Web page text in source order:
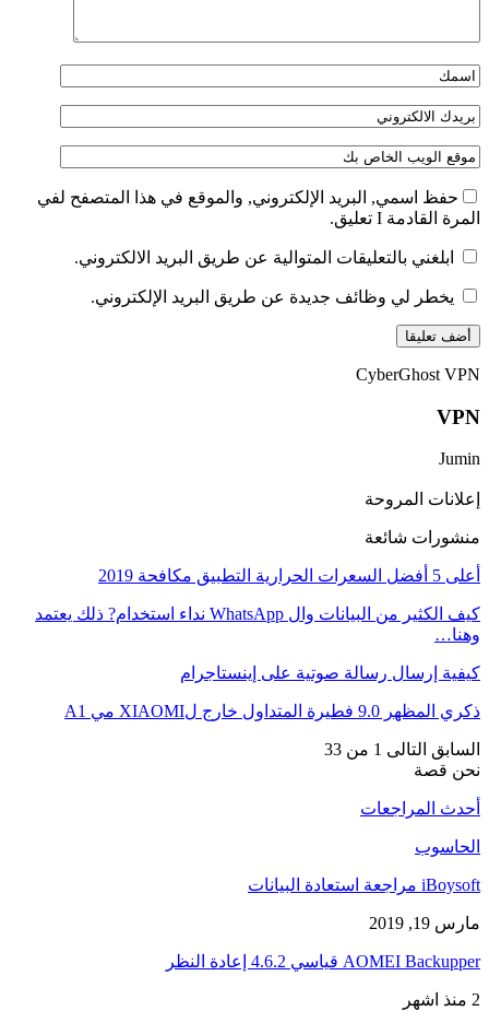
حفظ اسمي, البريد الإلكتروني, والموقع في هذا المتصفح لفي
المرة القادمة I تعليق.
ابلغني بالتعليقات المتوالية عن طريق البريد الالكتروني.
يخطر لي وظائف جديدة عن طريق البريد الإلكتروني.
CyberGhost VPN
VPN
Jumin
إعلانات المروحة
منشورات شائعة
أعلى 5 أفضل السعرات الحرارية التطبيق مكافحة 2019
كيف الكثير من البيانات وال WhatsApp نداء استخدام? ذلك يعتمد
وهنا…
كيفية إرسال رسالة صوتية على إينستاجرام
ذكري المظهر 9.0 فطيرة المتداول خارج لXIAOMI مي A1
السابق التالى 1 من 33
نحن قصة
أحدث المراجعات
الحاسوب
iBoysoft مراجعة استعادة البيانات
مارس 19, 2019
AOMEI Backupper قياسي 4.6.2 إعادة النظر
2 منذ اشهر